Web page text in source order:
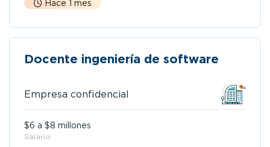
Hace 1 mes
Docente ingeniería de software
Empresa confidencial
$6 a $8 millones
Salario